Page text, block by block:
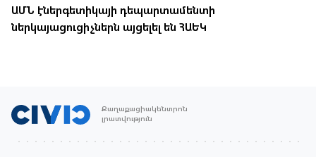
ԱՄՆ էներգետիկայի դեպարտամենտի
ներկայացուցիչներն այցելել են ՀԱԵԿ
Քաղաքացիակենտրոն
լրատվություն